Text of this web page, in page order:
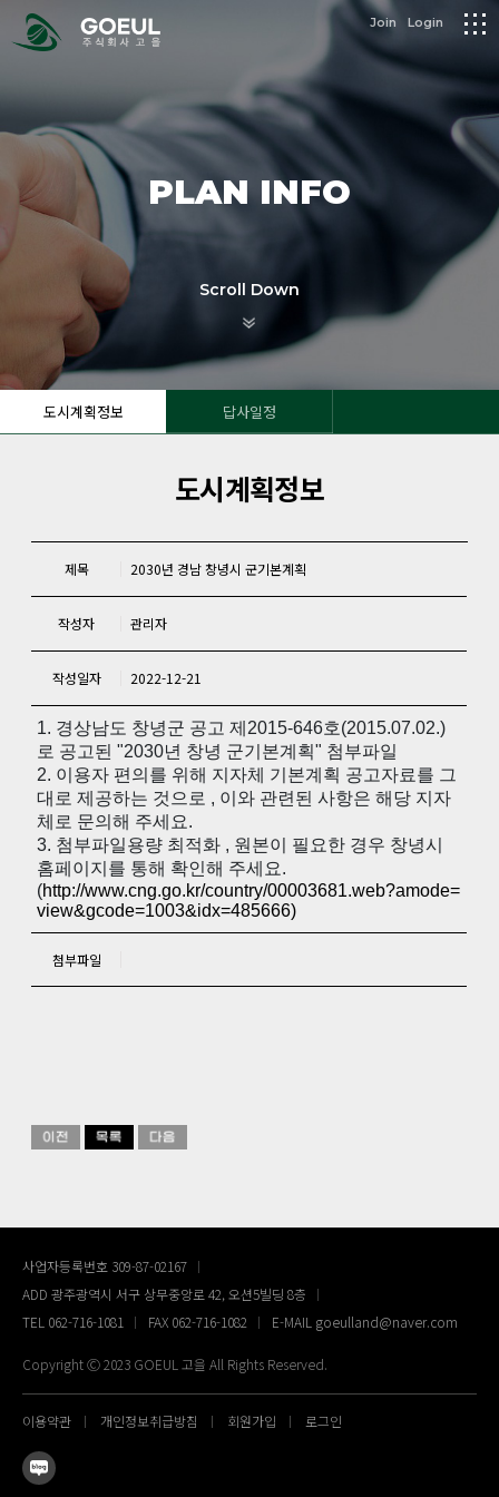
logo Join Login
PLAN INFO
Scroll Down
도시계획정보 답사일정
도시계획정보
제목 2030년 경남 창녕시 군기본계획
작성자 관리자
작성일자 2022-12-21
1. 경상남도 창녕군 공고 제2015-646호(2015.07.02.)
로 공고된 "2030년 창녕 군기본계획" 첨부파일
2. 이용자 편의를 위해 지자체 기본계획 공고자료를 그
대로 제공하는 것으로 , 이와 관련된 사항은 해당 지자
체로 문의해 주세요.
3. 첨부파일용량 최적화 , 원본이 필요한 경우 창녕시
홈페이지를 통해 확인해 주세요.
(http://www.cng.go.kr/country/00003681.web?amode=
view&gcode=1003&idx=485666)
첨부파일
사업자등록번호 309-87-02167
ADD 광주광역시 서구 상무중앙로 42, 오션5빌딩 8층
TEL 062-716-1081
FAX 062-716-1082 E-MAIL goeulland@naver.com
Copyright Ⓒ 2023 GOEUL 고을 All Rights Reserved.
이용약관 개인정보취급방침 회원가입 로그인